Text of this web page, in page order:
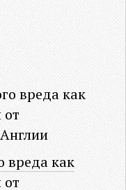
вреда как